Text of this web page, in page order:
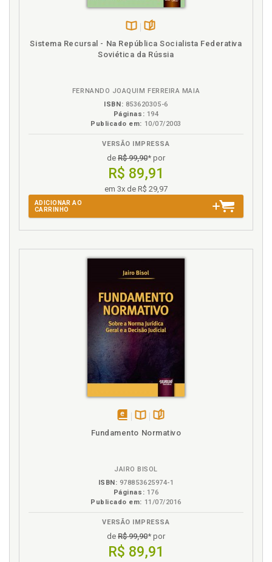
Razão de Estado no sistema político, p. 72
Référé legislatif no sistema jurídico, p. 78
Resposta. Uma questão latente: é correto existir
Sistema econômico. Preço justo no sistema
econômico, p. 66
Sistema jurídico. Référé legislatif no sistema
Sistema político. Razão de Estado no sistema
Sociedade. Dogmática jurídica na sociedade
complexa dogmática e sua função para o Direito, p.
143
T
Teoria do Direito. Teoria dos sistemas, teoria do
direito e dogmática jurí-dica, p. 51
Teoria dos sistemas, teoria do direito e dogmática
Terceira margem do rio, p. 144
Verdade. Direito e verdade, p. 27
implícita), p. 117
Disponível
na
páginas
Sistema Recursal - Na República Socialista Federativa
Soviética da Rússia
FERNANDO JOAQUIM FERREIRA MAIA
ISBN: 853620305-6
Páginas: 194
Publicado em: 10/07/2003
VERSÃO IMPRESSA
de R$ 99,90* por
R$ 89,91
em 3x de R$ 29,97
ADICIONAR AO
CARRINHO
Fundamento Normativo
JAIRO BISOL
ISBN: 978853625974-1
Páginas: 176
Publicado em: 11/07/2016
VERSÃO IMPRESSA
de R$ 99,90* por
R$ 89,91